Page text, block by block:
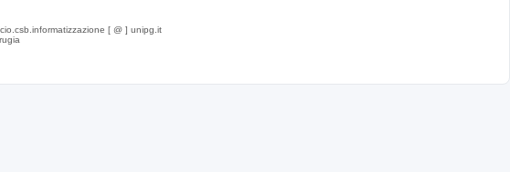
[ @ ] unipg.it